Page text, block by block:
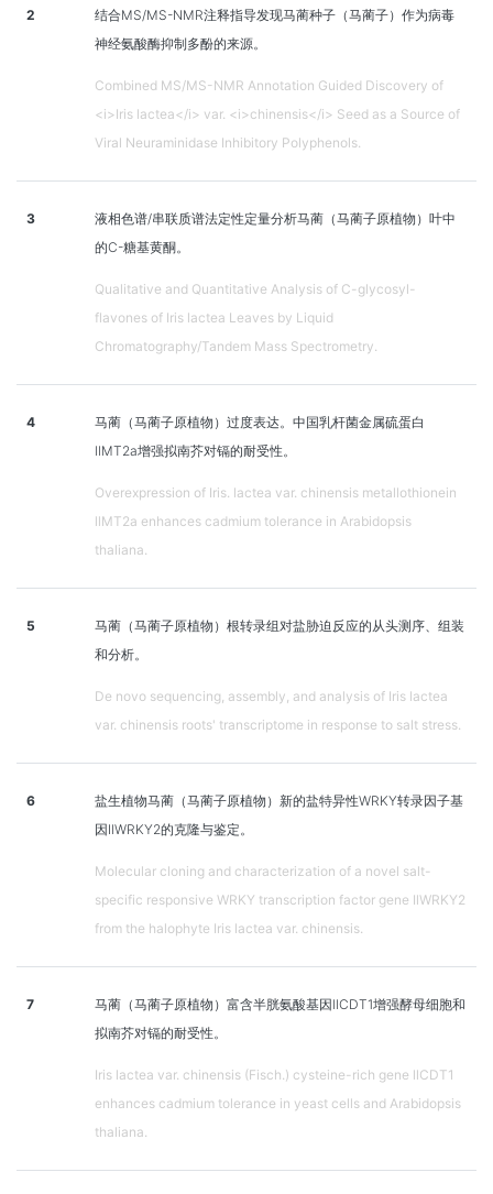
2
结合MS/MS-NMR注释指导发现马蔺种子（马蔺子）作为病毒
神经氨酸酶抑制多酚的来源。
Combined MS/MS-NMR Annotation Guided Discovery of
<i>Iris lactea</i> var. <i>chinensis</i> Seed as a Source of
Viral Neuraminidase Inhibitory Polyphenols.
3
液相色谱/串联质谱法定性定量分析马蔺（马蔺子原植物）叶中
的C-糖基黄酮。
Qualitative and Quantitative Analysis of C-glycosyl-
flavones of Iris lactea Leaves by Liquid
Chromatography/Tandem Mass Spectrometry.
4
马蔺（马蔺子原植物）过度表达。中国乳杆菌金属硫蛋白
llMT2a增强拟南芥对镉的耐受性。
Overexpression of Iris. lactea var. chinensis metallothionein
llMT2a enhances cadmium tolerance in Arabidopsis
thaliana.
5
马蔺（马蔺子原植物）根转录组对盐胁迫反应的从头测序、组装
和分析。
De novo sequencing, assembly, and analysis of Iris lactea
var. chinensis roots' transcriptome in response to salt stress.
6
盐生植物马蔺（马蔺子原植物）新的盐特异性WRKY转录因子基
因IlWRKY2的克隆与鉴定。
Molecular cloning and characterization of a novel salt-
specific responsive WRKY transcription factor gene IlWRKY2
from the halophyte Iris lactea var. chinensis.
7
马蔺（马蔺子原植物）富含半胱氨酸基因llCDT1增强酵母细胞和
拟南芥对镉的耐受性。
Iris lactea var. chinensis (Fisch.) cysteine-rich gene llCDT1
enhances cadmium tolerance in yeast cells and Arabidopsis
thaliana.